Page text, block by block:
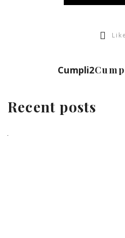
Like
Cumpli2
Recent posts